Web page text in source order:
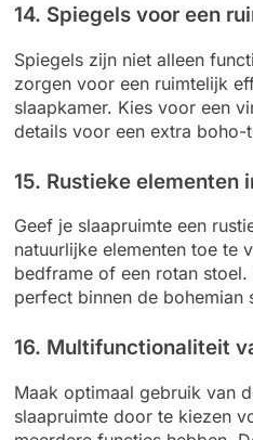
14. Spiegels voor een
Spiegels zijn niet alleen
zorgen voor een ruimtelijk
slaapkamer. Kies voor een
details voor een extra boho-
15. Rustieke elementen
Geef je slaapruimte een
natuurlijke elementen toe te
bedframe of een rotan stoel.
perfect binnen de bohemian
16. Multifunctionaliteit
Maak optimaal gebruik van
slaapruimte door te kiezen